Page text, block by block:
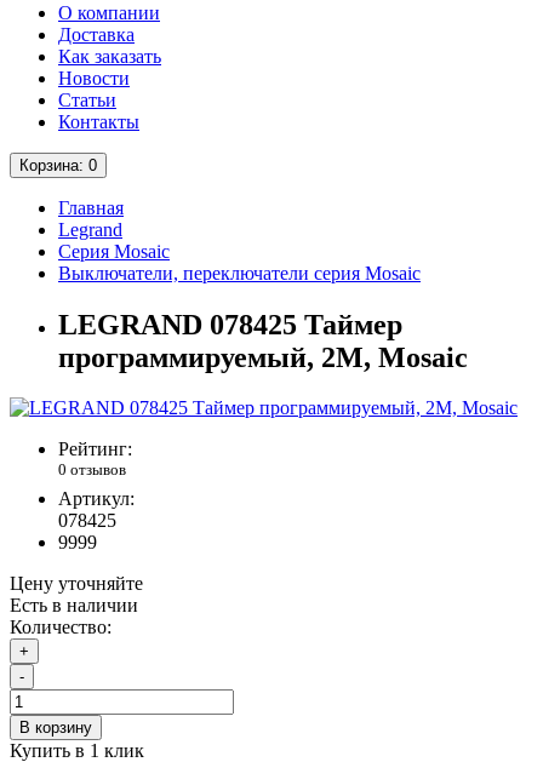
О компании
Доставка
Как заказать
Новости
Статьи
Контакты
Корзина: 0
Главная
Legrand
Серия Mosaic
Выключатели, переключатели серия Mosaic
LEGRAND 078425 Таймер
программируемый, 2М, Mosaic
Рейтинг:
0 отзывов
Артикул:
078425
9999
Цену уточняйте
Есть в наличии
Количество:
+
-
В корзину
Купить в 1 клик